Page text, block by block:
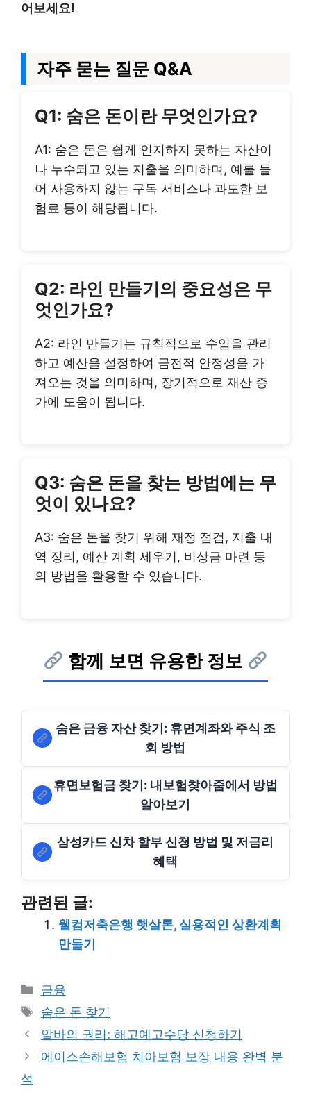
어보세요!
자주 묻는 질문 Q&A
Q1: 숨은 돈이란 무엇인가요?
A1: 숨은 돈은 쉽게 인지하지 못하는 자산이
나 누수되고 있는 지출을 의미하며, 예를 들
어 사용하지 않는 구독 서비스나 과도한 보
험료 등이 해당됩니다.
Q2: 라인 만들기의 중요성은 무
엇인가요?
A2: 라인 만들기는 규칙적으로 수입을 관리
하고 예산을 설정하여 금전적 안정성을 가
져오는 것을 의미하며, 장기적으로 재산 증
가에 도움이 됩니다.
Q3: 숨은 돈을 찾는 방법에는 무
엇이 있나요?
A3: 숨은 돈을 찾기 위해 재정 점검, 지출 내
역 정리, 예산 계획 세우기, 비상금 마련 등
의 방법을 활용할 수 있습니다.
함께 보면 유용한 정보
숨은 금융 자산 찾기: 휴면계좌와 주식 조
회 방법
휴면보험금 찾기: 내보험찾아줌에서 방법
알아보기
삼성카드 신차 할부 신청 방법 및 저금리
혜택
관련된 글:
웰컴저축은행 햇살론, 실용적인 상환계획
만들기
Categories
금융
Tags
숨은 돈 찾기
알바의 권리: 해고예고수당 신청하기
에이스손해보험 치아보험 보장 내용 완벽 분
석